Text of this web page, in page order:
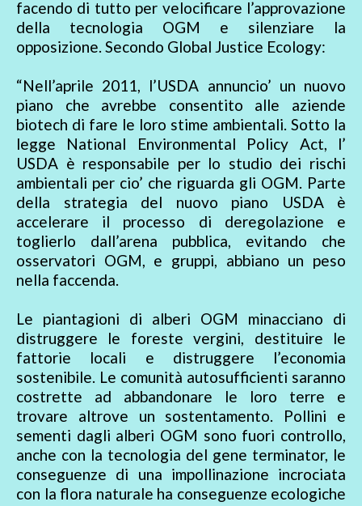
facendo di tutto per velocificare l’approvazione
della tecnologia OGM e silenziare la
opposizione. Secondo Global Justice Ecology:
“Nell’aprile 2011, l’USDA annuncio’ un nuovo
piano che avrebbe consentito alle aziende
biotech di fare le loro stime ambientali. Sotto la
legge National Environmental Policy Act, l’
USDA è responsabile per lo studio dei rischi
ambientali per cio’ che riguarda gli OGM. Parte
della strategia del nuovo piano USDA è
accelerare il processo di deregolazione e
toglierlo dall’arena pubblica, evitando che
osservatori OGM, e gruppi, abbiano un peso
nella faccenda.
Le piantagioni di alberi OGM minacciano di
distruggere le foreste vergini, destituire le
fattorie locali e distruggere l’economia
sostenibile. Le comunità autosufficienti saranno
costrette ad abbandonare le loro terre e
trovare altrove un sostentamento. Pollini e
sementi dagli alberi OGM sono fuori controllo,
anche con la tecnologia del gene terminator, le
conseguenze di una impollinazione incrociata
con la flora naturale ha conseguenze ecologiche